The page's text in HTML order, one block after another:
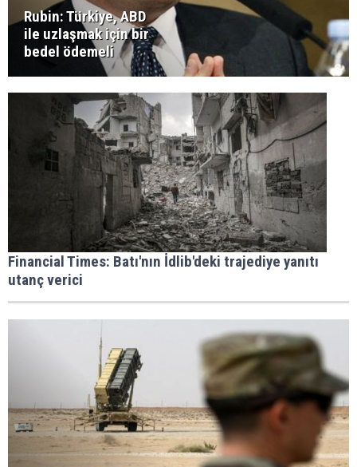
Rubin: Türkiye, ABD
ile uzlaşmak için bir
bedel ödemeli
Financial Times: Batı'nın İdlib'deki trajediye yanıtı
utanç verici